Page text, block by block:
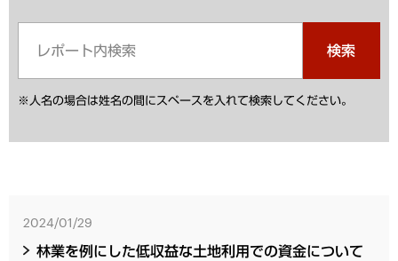
検索
※人名の場合は姓名の間にスペースを入れて検索してください。
2024/01/29
林業を例にした低収益な土地利用での資金について